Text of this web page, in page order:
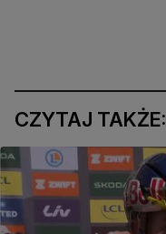
CZYTAJ TAKŻE: